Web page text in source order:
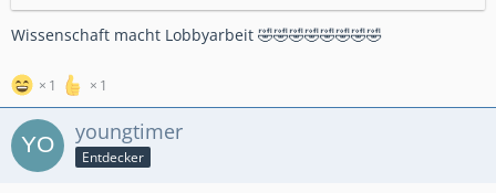
Wissenschaft predigen aber nicht einmal Aufzeichnungen
googlen können.
Du hast zwar Ahnung von Bikes, das schätze ich wirklich. Aber
es gibt Themen da muss selbst ich mich raushalten weil mir
auch die Fachkompetenz fehlt.
Ich finds übrigens gut, dass Österreich die Strecken anständig
absichert.
Wissenschaft macht Lobbyarbeit 🤣🤣🤣🤣🤣🤣🤣🤣
1 1
youngtimer
Entdecker